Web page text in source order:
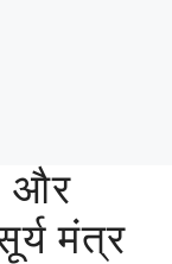
और
मंत्र